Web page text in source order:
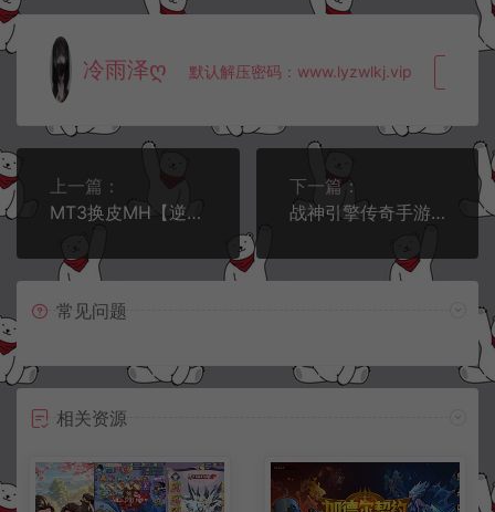
冷雨泽ღ 默认解压密码：www.lyzwlkj.vip
上一篇：
MT3换皮MH【逆风西游3尊享挂机版】11月最新整理Linux手工服务端+管理后台+安卓苹果双端+详细搭建教程+视频教程
下一篇：
战神引擎传奇手游【1.76梦回比奇三职业[白猪3.1]】11月最新整理Win一键服务端+GM授权后台+安卓苹果双端+详细搭建教程+视频教程
常见问题
相关资源